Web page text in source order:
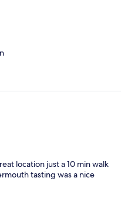
location just a 10 min walk
tasting was a nice